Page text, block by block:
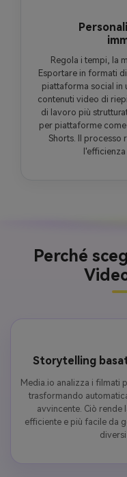
Regola i tempi, la
Esportare in formati
piattaforma social in
contenuti video di
di lavoro più
per piattaforme come
Shorts. Il processo
Perché
Storytelling
Media.io analizza i filmati
trasformando
avvincente. Ciò
efficiente e più facile da